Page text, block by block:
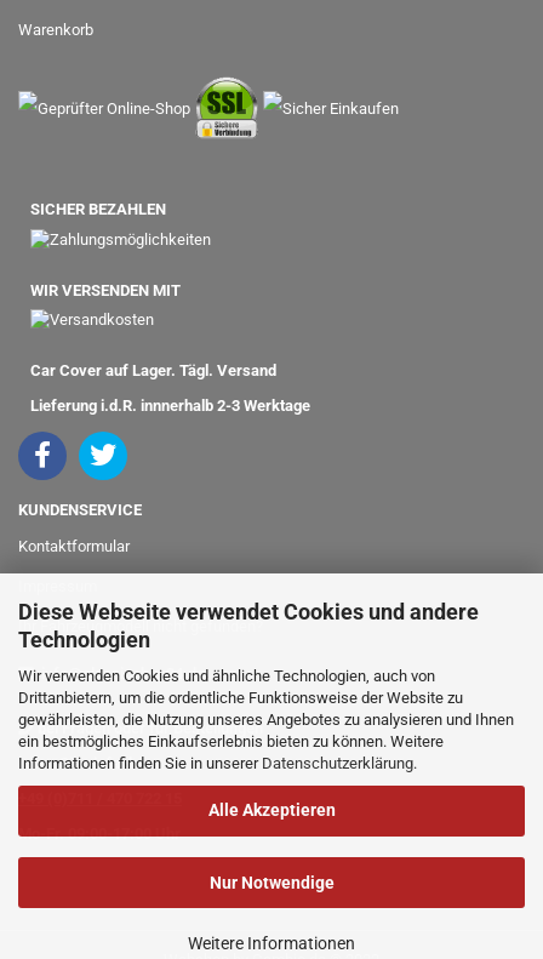
Diese Webseite verwendet Cookies und andere
Technologien
Wir verwenden Cookies und ähnliche Technologien, auch von
Drittanbietern, um die ordentliche Funktionsweise der Website zu
gewährleisten, die Nutzung unseres Angebotes zu analysieren und Ihnen
ein bestmögliches Einkaufserlebnis bieten zu können. Weitere
Informationen finden Sie in unserer Datenschutzerklärung.
Alle Akzeptieren
Nur Notwendige
Weitere Informationen
Warenkorb
SICHER BEZAHLEN
WIR VERSENDEN MIT
Car Cover auf Lager. Tägl. Versand
Lieferung i.d.R. innnerhalb 2-3 Werktage
KUNDENSERVICE
Kontaktformular
Ihr Fahrzeugmodell nicht gefunden?
info@classicshop24.de
bei Fragen oder für Bestellungen
rufen Sie einfach an:
Mo-Fr. 09:00-17:00 Uhr